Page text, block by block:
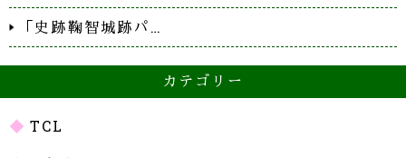
「史跡鞠智城跡パ…
カテゴリー
TCL